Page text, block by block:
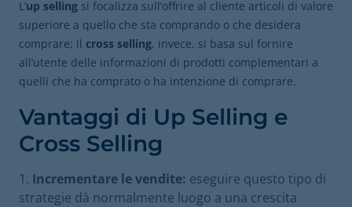
L’up selling si focalizza sull’offrire al cliente articoli di valore
superiore a quello che sta comprando o che desidera
comprare; il cross selling, invece, si basa sul fornire
all’utente delle informazioni di prodotti complementari a
quelli che ha comprato o ha intenzione di comprare.
Vantaggi di Up Selling e
Cross Selling
Incrementare le vendite: eseguire questo tipo di
strategie dà normalmente luogo a una crescita